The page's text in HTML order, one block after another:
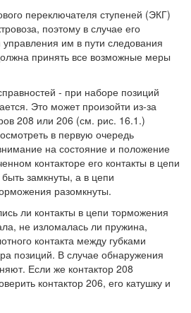
переключателя ступеней (ЭКГ)
поэтому в случае его
им в пути следования
принять все возможные меры
- при наборе позиций
Это может произойти из-за
208 или 206 (см. рис. 16.1.)
в первую очередь
на состояние и положение
контакторе его контакты в цепи
замкнуты, а в цепи
разомкнуты.
ли контакты в цепи торможения
не изломалась ли пружина,
контакта между губками
позиций. В случае обнаружения
Если же контактор 208
контактор 206, его катушку и